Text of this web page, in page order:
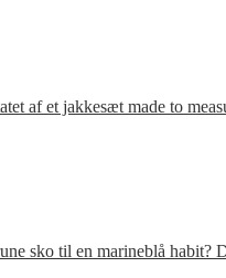
af et jakkesæt made to
sko til en marineblå